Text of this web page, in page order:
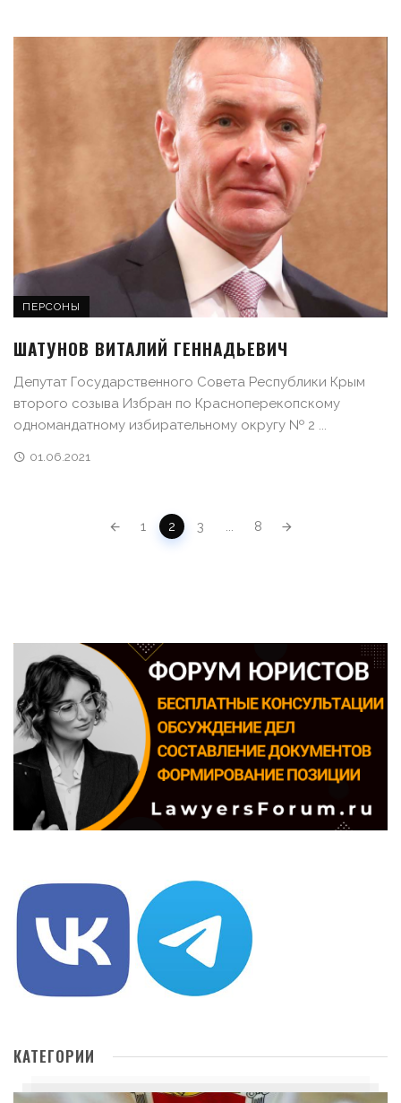
ПЕРСОНЫ
ШАТУНОВ ВИТАЛИЙ ГЕННАДЬЕВИЧ
Депутат Государственного Совета Республики Крым
второго созыва Избран по Красноперекопскому
одномандатному избирательному округу № 2 ...
01.06.2021
POSTS NAVIGATION1 2 3 ... 8
КАТЕГОРИИ